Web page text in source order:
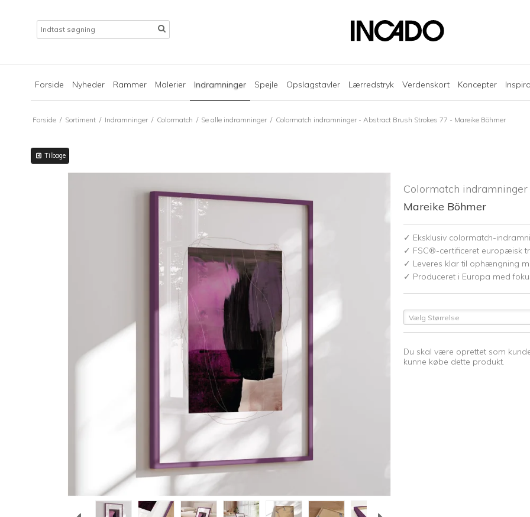
Forside Nyheder Rammer Malerier Indramninger Spejle Opslagstavler Lærredstryk Verdenskort Koncepter
Forside / Sortiment / Indramninger / Colormatch / Se alle indramninger / Colormatch indramninger - Abstract Brush Strokes 77 - Mareike Böhmer
Tilbage
Colormatch
Mareike Böhmer
✓ Eksklusiv colormatch-
✓ FSC®-certificeret europæisk
✓ Leveres klar til ophængning
✓ Produceret i Europa med
Vælg Størrelse
Du skal være oprettet som
kunne købe dette produkt.